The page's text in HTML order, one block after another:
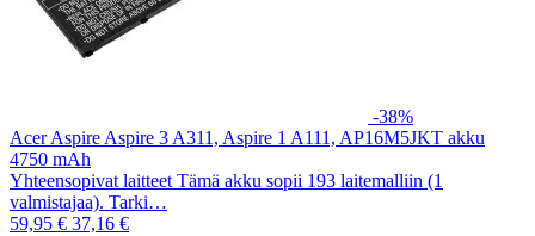
-38%
Acer Aspire Aspire 3 A311, Aspire 1 A111, AP16M5JKT akku
4750 mAh
Yhteensopivat laitteet Tämä akku sopii 193 laitemalliin (1
valmistajaa). Tarki…
59,95 € 37,16 €